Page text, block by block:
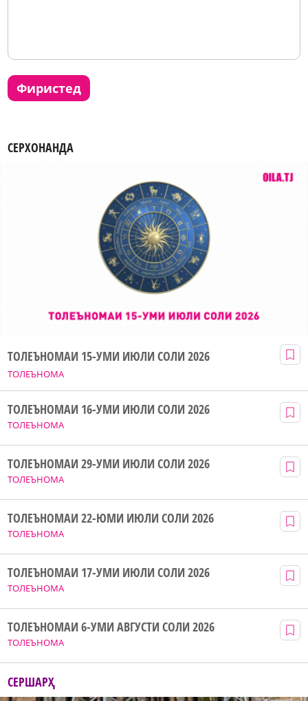
фиристед
СЕРХОНАНДА
ТОЛЕЪНОМА
ТОЛЕЪНОМАИ 15-УМИ ИЮЛИ СОЛИ 2026
ТОЛЕЪНОМА
ТОЛЕЪНОМАИ 16-УМИ ИЮЛИ СОЛИ 2026
ТОЛЕЪНОМА
ТОЛЕЪНОМАИ 29-УМИ ИЮЛИ СОЛИ 2026
ТОЛЕЪНОМА
ТОЛЕЪНОМАИ 22-ЮМИ ИЮЛИ СОЛИ 2026
ТОЛЕЪНОМА
ТОЛЕЪНОМАИ 17-УМИ ИЮЛИ СОЛИ 2026
ТОЛЕЪНОМА
ТОЛЕЪНОМАИ 6-УМИ АВГУСТИ СОЛИ 2026
СЕРШАРҲ